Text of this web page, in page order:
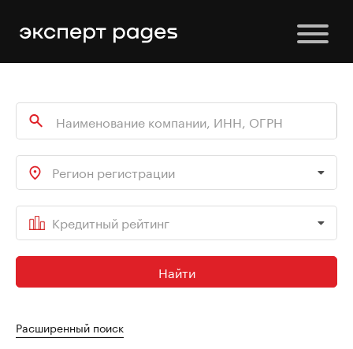
Регион регистрации
Кредитный рейтинг
Найти
Расширенный поиск